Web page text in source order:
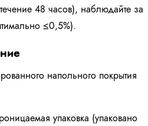
48 часов), наблюдайте за
≤0,5%).
напольного покрытия
упаковка (упаковано